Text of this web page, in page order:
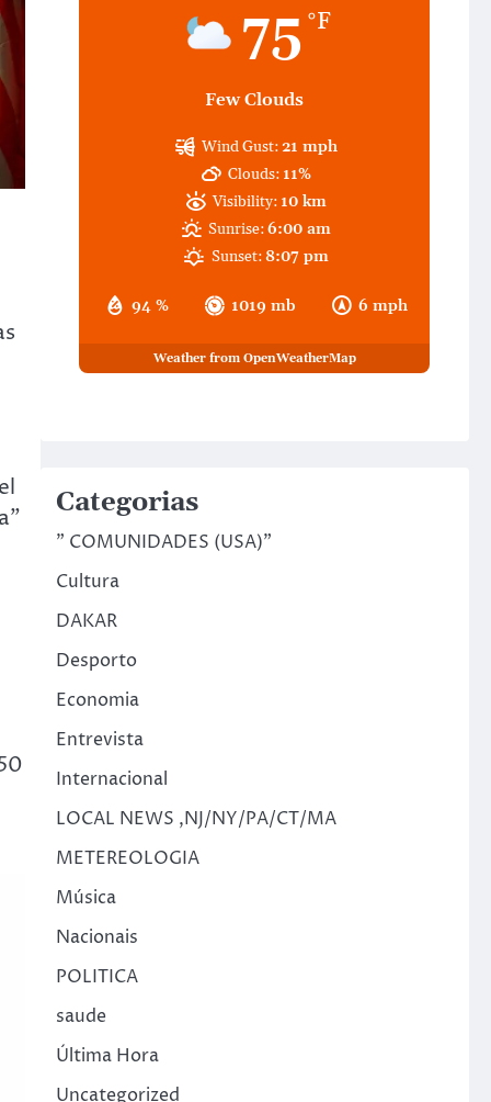
75 °F
Few Clouds
94 % 1019 mb 6 mph
Wind Gust:21 mph
Clouds: 11%
Visibility: 10 km
Sunrise:6:00 am
Sunset:8:07 pm
Weather from OpenWeatherMap
Categorias
" COMUNIDADES (USA)"
Cultura
DAKAR
Desporto
Economia
Entrevista
Internacional
LOCAL NEWS ,NJ/NY/PA/CT/MA
METEREOLOGIA
Música
Nacionais
POLITICA
saude
Última Hora
Uncategorized